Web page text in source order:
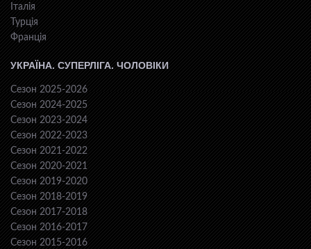
Італія
Турція
Франція
УКРАЇНА. СУПЕРЛІГА. ЧОЛОВІКИ
Сезон 2025-2026
Сезон 2024-2025
Сезон 2023-2024
Сезон 2022-2023
Сезон 2021-2022
Сезон 2020-2021
Сезон 2019-2020
Сезон 2018-2019
Сезон 2017-2018
Сезон 2016-2017
Сезон 2015-2016